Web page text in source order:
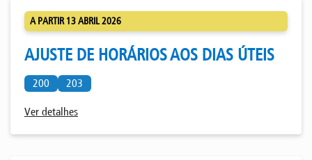
A PARTIR 13 ABRIL 2026
AJUSTE DE HORÁRIOS AOS DIAS ÚTEIS
200 203
Ver detalhes